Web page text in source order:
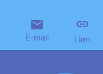
E-mail Lien